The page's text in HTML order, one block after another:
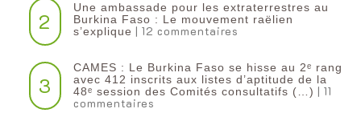
2
Une ambassade pour les extraterrestres au
Burkina Faso : Le mouvement raëlien
s’explique | 12 commentaires
3
CAMES : Le Burkina Faso se hisse au 2ᵉ rang
avec 412 inscrits aux listes d’aptitude de la
48ᵉ session des Comités consultatifs (…) | 11
commentaires